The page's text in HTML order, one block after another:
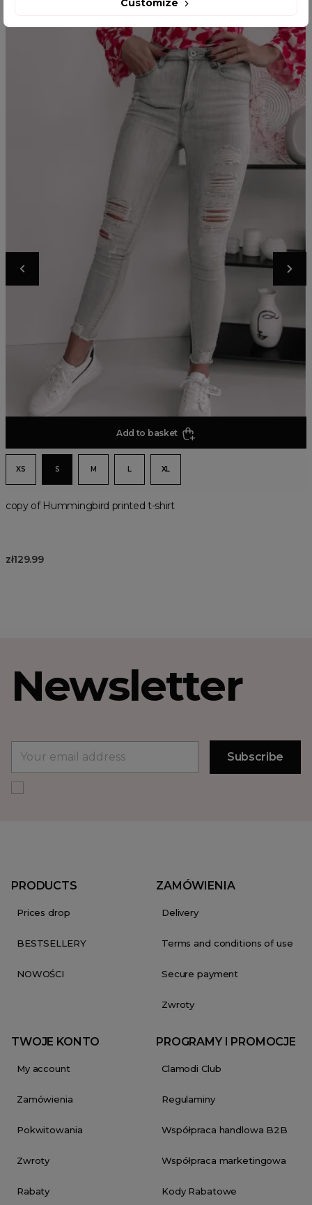
Add to basket
XS S M L XL
copy of Hummingbird printed t-shirt
zł129.99
Newsletter
PRODUCTS
Prices drop
BESTSELLERY
NOWOŚCI
ZAMÓWIENIA
Delivery
Terms and conditions of use
Secure payment
Zwroty
TWOJE KONTO
My account
Zamówienia
Pokwitowania
Zwroty
Rabaty
PROGRAMY I PROMOCJE
Clamodi Club
Regulaminy
Współpraca handlowa B2B
Współpraca marketingowa
Kody Rabatowe
Customize